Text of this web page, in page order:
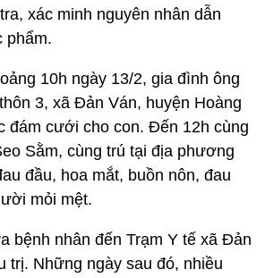
xác minh nguyên nhân dẫn
phẩm.
10h ngày 13/2, gia đình ông
3, xã Đản Ván, huyện Hoàng
đám cưới cho con. Đến 12h cùng
Sằm, cùng trú tại địa phương
đầu, hoa mắt, buồn nôn, đau
mỏi mệt.
bệnh nhân đến Trạm Y tế xã Đản
trị. Những ngày sau đó, nhiều